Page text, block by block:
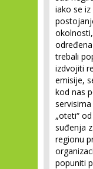
iako se
trebali
izdvojiti
emisije,
kod nas
„oteti“
suđenja
regionu
popuniti